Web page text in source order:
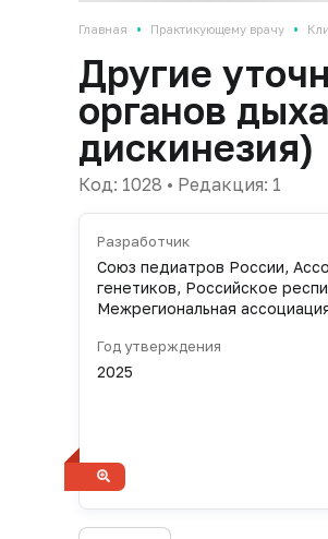
Главная • Практикующему врачу •
Другие
органов
дискинезия)
Код: 1028 • Редакция: 1
Разработчик
Союз педиатров России,
генетиков, Российское
Межрегиональная
Ассоциация детских врачей
Год утверждения
2025